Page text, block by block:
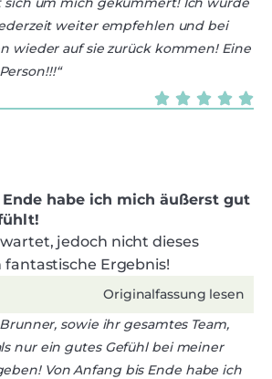
weiter empfehlen und bei
wieder auf sie zurück kommen! Eine
habe ich mich äußerst gut
jedoch nicht dieses
Ergebnis!
Originalfassung lesen
sowie ihr gesamtes Team,
nur ein gutes Gefühl bei meiner
Von Anfang bis Ende habe ich